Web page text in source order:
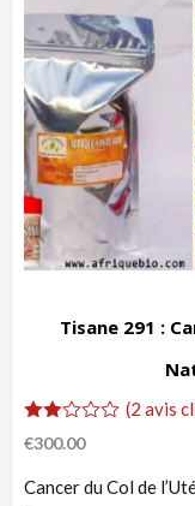
Tisane 291 :
Noté
2.00
5
2
(2 avis
€300.00
Cancer du Col de